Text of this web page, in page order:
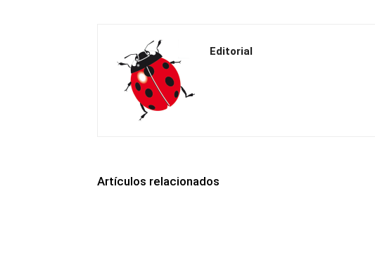
Editorial
Artículos relacionados